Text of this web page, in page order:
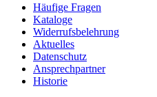
Häufige Fragen
Kataloge
Widerrufsbelehrung
Aktuelles
Datenschutz
Ansprechpartner
Historie